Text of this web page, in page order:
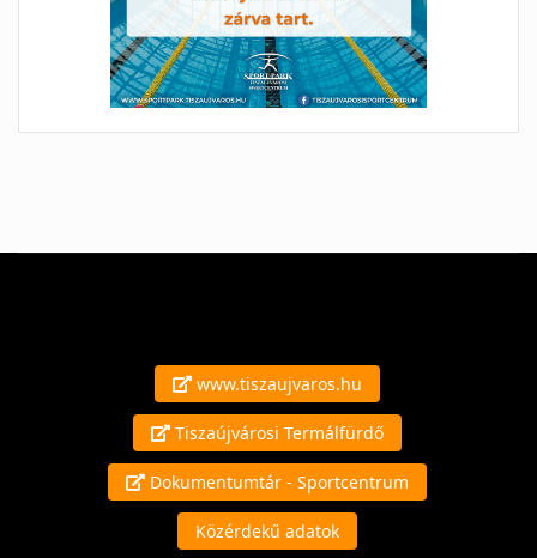
www.tiszaujvaros.hu
Tiszaújvárosi Termálfürdő
Dokumentumtár - Sportcentrum
Közérdekű adatok